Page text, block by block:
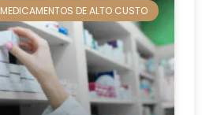
MEDICAMENTOS DE ALTO CUSTO